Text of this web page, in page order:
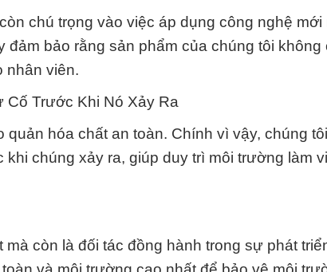
chú trọng vào việc áp dụng công nghệ mới
bảo rằng sản phẩm của chúng tôi không
nhân viên.
Cố Trước Khi Nó Xảy Ra
hóa chất an toàn. Chính vì vậy, chúng
chúng xảy ra, giúp duy trì môi trường làm
còn là đối tác đồng hành trong sự phát